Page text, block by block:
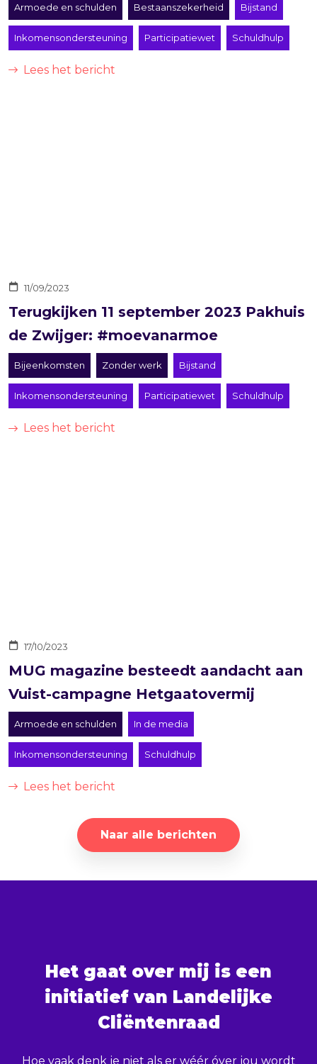
Armoede en schulden Bestaanszekerheid Bijstand
Inkomensondersteuning Participatiewet Schuldhulp
Lees het bericht
11/09/2023
Terugkijken 11 september 2023 Pakhuis
de Zwijger: #moevanarmoe
Bijeenkomsten Zonder werk Bijstand
Inkomensondersteuning Participatiewet Schuldhulp
Lees het bericht
17/10/2023
MUG magazine besteedt aandacht aan
Vuist-campagne Hetgaatovermij
Armoede en schulden In de media
Inkomensondersteuning Schuldhulp
Lees het bericht
Naar alle berichten
Het gaat over mij is een
initiatief van Landelijke
Cliëntenraad
Hoe vaak denk je niet als er wéér óver jou wordt